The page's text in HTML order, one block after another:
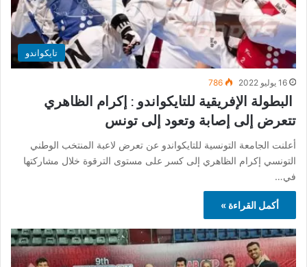
تايكواندو
16 يوليو 2022 786
البطولة الإفريقية للتايكواندو : إكرام الظاهري
تتعرض إلى إصابة وتعود إلى تونس
أعلنت الجامعة التونسية للتايكواندو عن تعرض لاعبة المنتخب الوطني
التونسي إكرام الظاهري إلى كسر على مستوى الترقوة خلال مشاركتها
في…
أكمل القراءة »